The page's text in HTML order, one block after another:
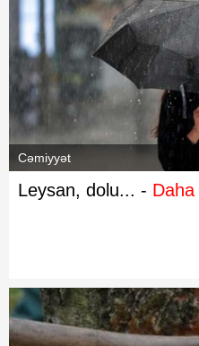
Cəmiyyət
Leysan, dolu... - Daha